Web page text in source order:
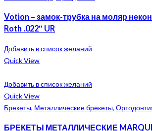
Votion – замок-трубка на моляр
Roth .022″ UR
Добавить в список желаний
Quick View
Добавить в список желаний
Quick View
Брекеты, Металлические брекеты,
БРЕКЕТЫ МЕТАЛЛИЧЕСКИЕ